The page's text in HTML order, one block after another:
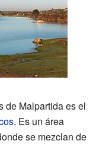
de Malpartida es el
. Es un área
se mezclan de